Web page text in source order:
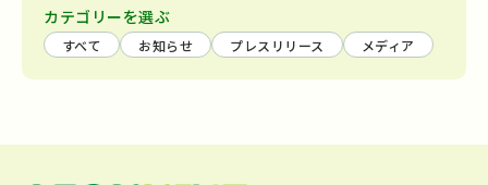
カテゴリーを選ぶ
すべて お知らせ プレスリリース メディア